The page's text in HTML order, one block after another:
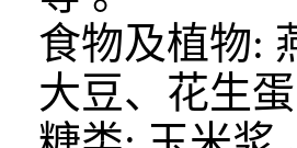
食物及植物:
大豆、花生